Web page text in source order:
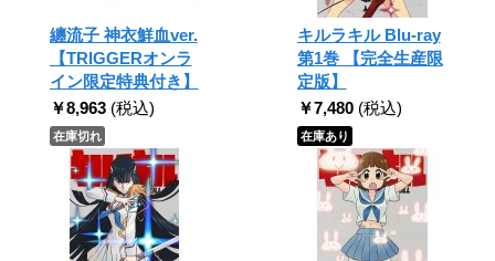
纏流子 神衣鮮血ver.
【TRIGGERオンラ
イン限定特典付き】
￥8,963 (税込)
在庫切れ
キルラキル Blu-ray
第1巻 【完全生産限
定版】
￥7,480 (税込)
在庫あり